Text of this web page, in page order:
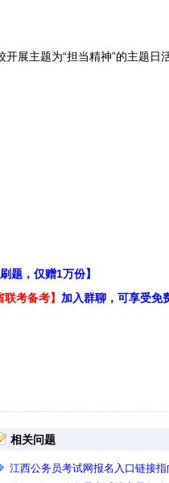
主题为“担当精神”的主题日
题，仅赠1万份】
考备考】 加入群聊，可享受免
相关问题
江西公务员考试网报名入口链接